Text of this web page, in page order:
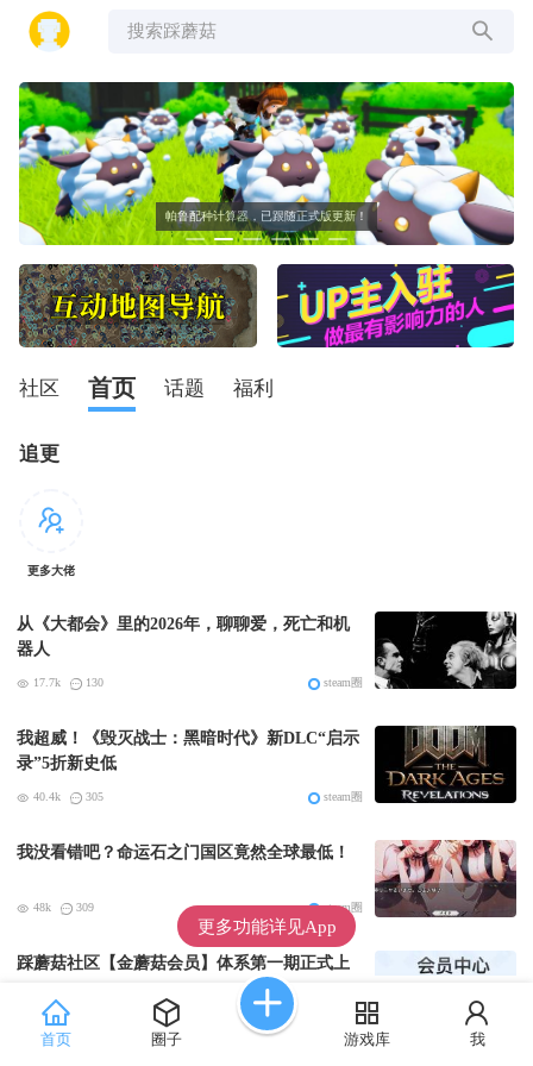
搜索踩蘑菇
帕鲁配种计算器，已跟随正式版更新！
社区 首页 话题 福利
追更
更多大佬
从《大都会》里的2026年，聊聊爱，死亡和机
器人
17.7k 130 steam圈
我超威！《毁灭战士：黑暗时代》新DLC“启示
录”5折新史低
40.4k 305 steam圈
我没看错吧？命运石之门国区竟然全球最低！
48k 309 steam圈
踩蘑菇社区【金蘑菇会员】体系第一期正式上
82.8k 社区站务
首页 圈子 游戏库 我
更多功能详见App